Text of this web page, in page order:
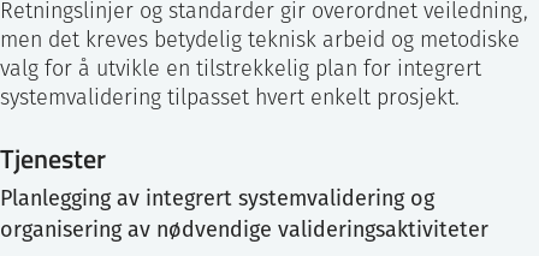
Retningslinjer og standarder gir overordnet veiledning,
men det kreves betydelig teknisk arbeid og metodiske
valg for å utvikle en tilstrekkelig plan for integrert
systemvalidering tilpasset hvert enkelt prosjekt.
Tjenester
Planlegging av integrert systemvalidering og
organisering av nødvendige valideringsaktiviteter